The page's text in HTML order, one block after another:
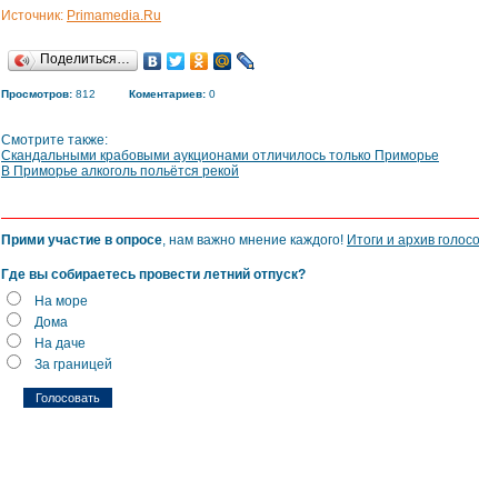
Источник: Primamedia.Ru
Поделиться…
Просмотров: 812 Коментариев: 0
Смотрите также:
Скандальными крабовыми аукционами отличилось только Приморье
В Приморье алкоголь польётся рекой
Прими участие в опросе, нам важно мнение каждого! Итоги и архив
Где вы собираетесь провести летний отпуск?
На море
Дома
На даче
За границей